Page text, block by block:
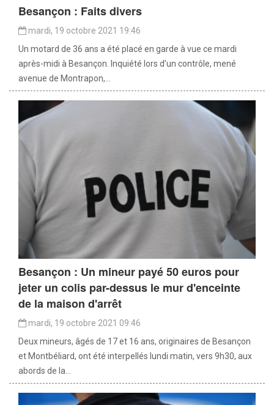
Besançon : Faits divers
mardi, 19 octobre 2021 19:46
Un motard de 36 ans a été placé en garde à vue ce mardi
après-midi à Besançon. Inquiété lors d’un contrôle, mené
avenue de Montrapon,...
Besançon : Un mineur payé 50 euros pour
jeter un colis par-dessus le mur d'enceinte
de la maison d'arrêt
mardi, 19 octobre 2021 09:46
Deux mineurs, âgés de 17 et 16 ans, originaires de Besançon
et Montbéliard, ont été interpellés lundi matin, vers 9h30, aux
abords de la...